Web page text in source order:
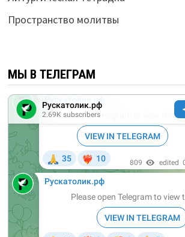
Пространство молитвы
МЫ В ТЕЛЕГРАМ